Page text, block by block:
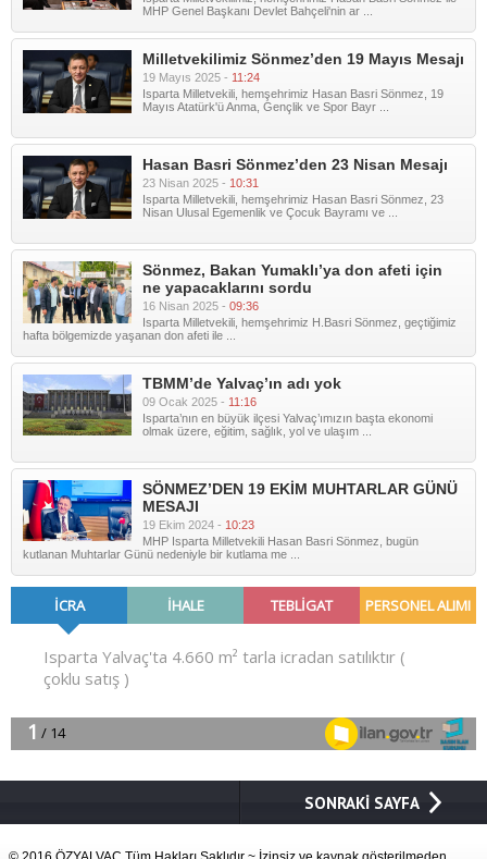
MHP Genel Başkanı Devlet Bahçeli'nin ar ...
Milletvekilimiz Sönmez’den 19 Mayıs Mesajı
19 Mayıs 2025 - 11:24
Isparta Milletvekili, hemşehrimiz Hasan Basri Sönmez, 19
Mayıs Atatürk'ü Anma, Gençlik ve Spor Bayr ...
Hasan Basri Sönmez’den 23 Nisan Mesajı
23 Nisan 2025 - 10:31
Isparta Milletvekili, hemşehrimiz Hasan Basri Sönmez, 23
Nisan Ulusal Egemenlik ve Çocuk Bayramı ve ...
Sönmez, Bakan Yumaklı’ya don afeti için
ne yapacaklarını sordu
16 Nisan 2025 - 09:36
Isparta Milletvekili, hemşehrimiz H.Basri Sönmez, geçtiğimiz
hafta bölgemizde yaşanan don afeti ile ...
TBMM’de Yalvaç’ın adı yok
09 Ocak 2025 - 11:16
Isparta’nın en büyük ilçesi Yalvaç’ımızın başta ekonomi
olmak üzere, eğitim, sağlık, yol ve ulaşım ...
SÖNMEZ’DEN 19 EKİM MUHTARLAR GÜNÜ
MESAJI
19 Ekim 2024 - 10:23
MHP Isparta Milletvekili Hasan Basri Sönmez, bugün
kutlanan Muhtarlar Günü nedeniyle bir kutlama me ...
SONRAKİ SAYFA